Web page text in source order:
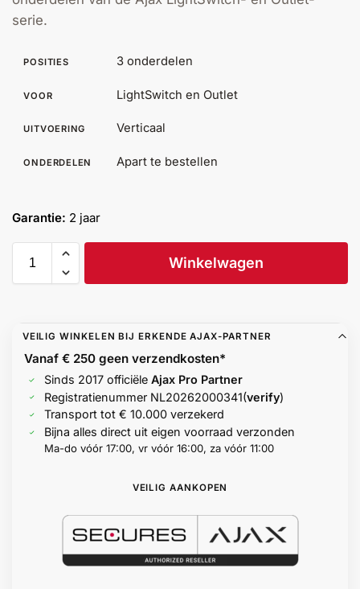
&
Inbraakbeveiliging
Outlet SALE
Help &
service
serie.
POSITIES 3 onderdelen
VOOR LightSwitch en Outlet
UITVOERING Verticaal
ONDERDELEN Apart te bestellen
Garantie: 2 jaar
Winkelwagen
VEILIG WINKELEN BIJ ERKENDE AJAX-PARTNER
Vanaf € 250 geenverzendkosten*
Sinds 2017 officiële Ajax Pro Partner
Registratienummer NL20262000341(verify)
Transport tot € 10.000 verzekerd
Bijna alles direct uit eigen voorraad verzonden
Ma-do vóór 17:00, vr vóór 16:00, za vóór 11:00
VEILIG AANKOPEN